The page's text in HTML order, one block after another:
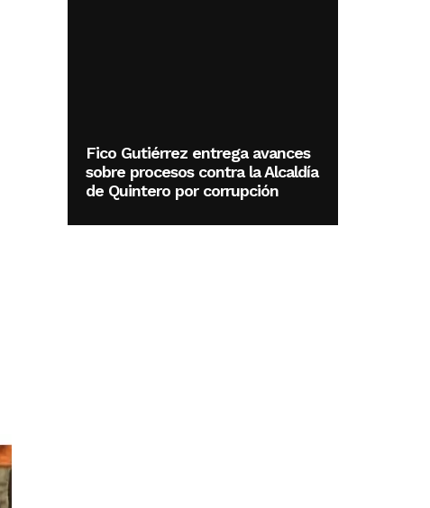
Fico Gutiérrez entrega avances
sobre procesos contra la Alcaldía
de Quintero por corrupción